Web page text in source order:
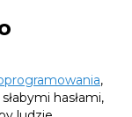
,
hasłami,